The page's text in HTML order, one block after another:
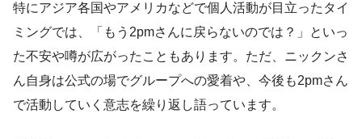
特にアジア各国やアメリカなどで個人活動が目立ったタイ
ミングでは、「もう2pmさんに戻らないのでは？」といっ
た不安や噂が広がったこともあります。ただ、ニックンさ
ん自身は公式の場でグループへの愛着や、今後も2pmさん
で活動していく意志を繰り返し語っています。